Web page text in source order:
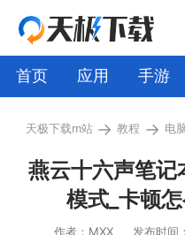
首页 应用 手游
天极下载m站 → 教程 → 电
燕云十六声笔记
模式_卡顿
作者：MXX 发布时间